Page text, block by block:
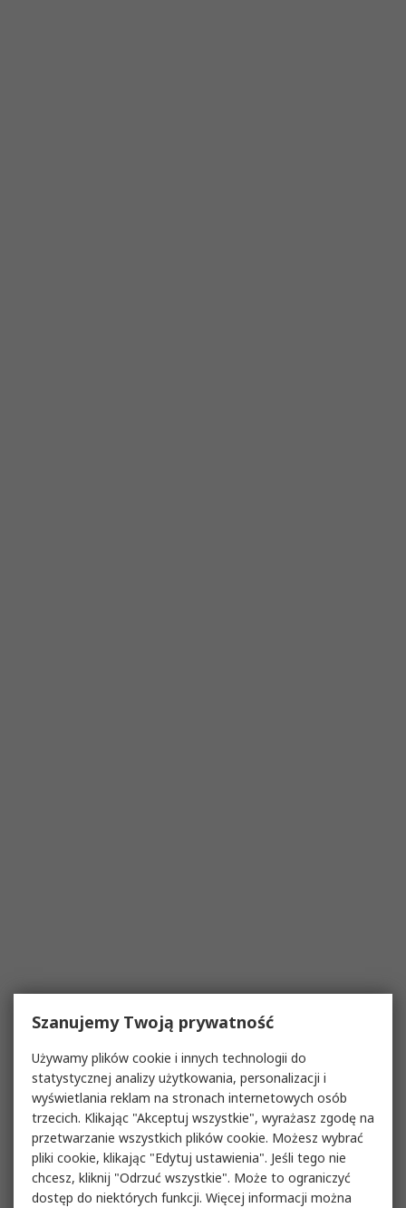
Szanujemy Twoją prywatność
Używamy plików cookie i innych technologii do
statystycznej analizy użytkowania, personalizacji i
wyświetlania reklam na stronach internetowych osób
trzecich. Klikając "Akceptuj wszystkie", wyrażasz zgodę na
przetwarzanie wszystkich plików cookie. Możesz wybrać
pliki cookie, klikając "Edytuj ustawienia". Jeśli tego nie
chcesz, kliknij "Odrzuć wszystkie". Może to ograniczyć
dostęp do niektórych funkcji. Więcej informacji można